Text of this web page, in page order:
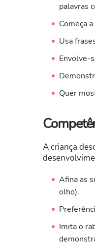
palavras
Começa
Usa
Envolve-
Quer
A criança
Afina as
olho).
Imita o